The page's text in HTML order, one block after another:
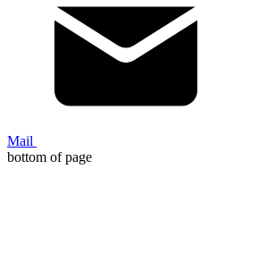
*** Si vous avez des questions, n'hésitez
Mail
bottom of page